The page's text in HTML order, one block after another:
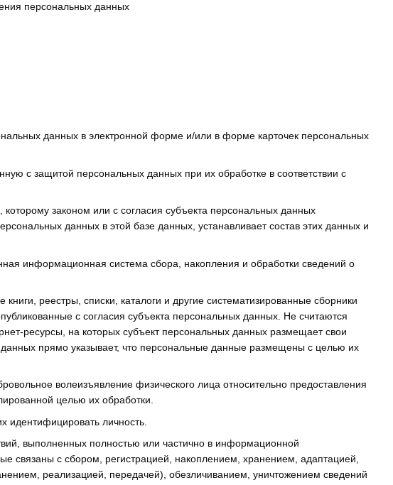
персональных данных
данных в электронной форме и/или в форме карточек персональных
с защитой персональных данных при их обработке в соответствии с
законом или с согласия субъекта персональных данных
данных в этой базе данных, устанавливает состав этих данных и
информационная система сбора, накопления и обработки сведений о
книги, реестры, списки, каталоги и другие систематизированные сборники
с согласия субъекта персональных данных. Не считаются
ресурсы, на которых субъект персональных данных размещает свои
прямо указывает, что персональные данные размещены с целью их
волеизъявление физического лица относительно предоставления
целью их обработки.
идентифицировать личность.
выполненных полностью или частично в информационной
связаны с сбором, регистрацией, накоплением, хранением, адаптацией,
реализацией, передачей), обезличиванием, уничтожением сведений